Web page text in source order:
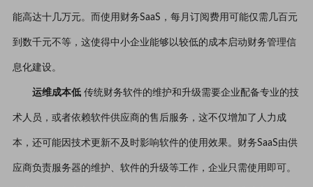
能高达十几万元。而使用财务SaaS，每月订阅费用可能仅需几百元
到数千元不等，这使得中小企业能够以较低的成本启动财务管理信
息化建设。
运维成本低传统财务软件的维护和升级需要企业配备专业的技
术人员，或者依赖软件供应商的售后服务，这不仅增加了人力成
本，还可能因技术更新不及时影响软件的使用效果。财务SaaS由供
应商负责服务器的维护、软件的升级等工作，企业只需使用即可。